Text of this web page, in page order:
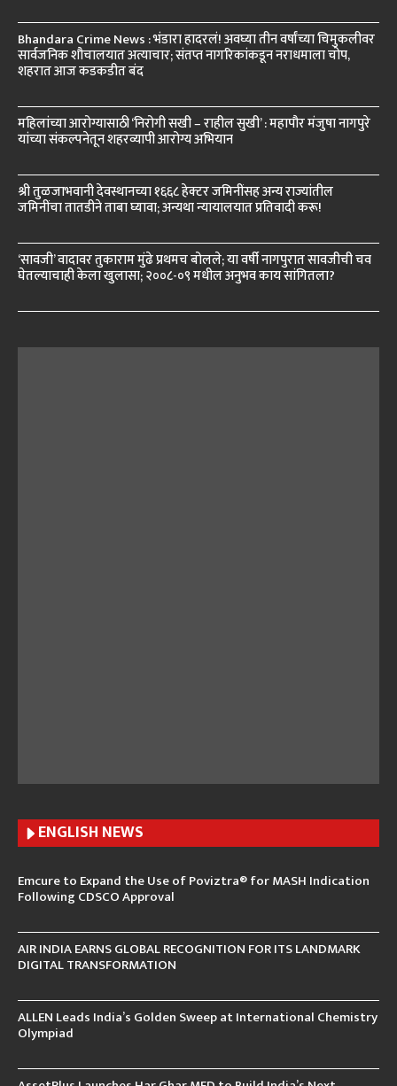
Bhandara Crime News : भंडारा हादरलं! अवघ्या तीन वर्षांच्या चिमुकलीवर
सार्वजनिक शौचालयात अत्याचार; संतप्त नागरिकांकडून नराधमाला चोप,
शहरात आज कडकडीत बंद
महिलांच्या आरोग्यासाठी ‘निरोगी सखी – राहील सुखी’ : महापौर मंजुषा नागपुरे
यांच्या संकल्पनेतून शहरव्यापी आरोग्य अभियान
श्री तुळजाभवानी देवस्थानच्या १६६८ हेक्टर जमिनींसह अन्य राज्यांतील
जमिनींचा तातडीने ताबा घ्यावा; अन्यथा न्यायालयात प्रतिवादी करू!
‘सावजी’ वादावर तुकाराम मुंढे प्रथमच बोलले; या वर्षी नागपुरात सावजीची चव
घेतल्याचाही केला खुलासा; २००८-०९ मधील अनुभव काय सांगितला?
ENGLISH NEWS
Emcure to Expand the Use of Poviztra® for MASH Indication
Following CDSCO Approval
AIR INDIA EARNS GLOBAL RECOGNITION FOR ITS LANDMARK
DIGITAL TRANSFORMATION
ALLEN Leads India’s Golden Sweep at International Chemistry
Olympiad